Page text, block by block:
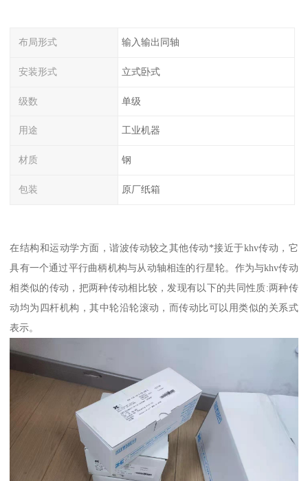
布局形式 输入输出同轴
安装形式 立式卧式
级数 单级
用途 工业机器
材质 钢
包装 原厂纸箱
在结构和运动学方面，谐波传动较之其他传动*接近于khv传动，它
具有一个通过平行曲柄机构与从动轴相连的行星轮。作为与khv传动
相类似的传动，把两种传动相比较，发现有以下的共同性质:两种传
动均为四杆机构，其中轮沿轮滚动，而传动比可以用类似的关系式
表示。